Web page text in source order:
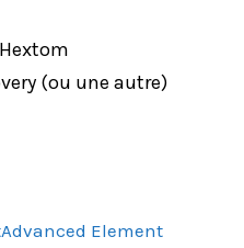
(ou une autre)
Advanced Element